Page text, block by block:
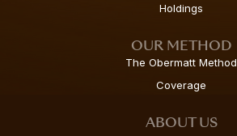
Holdings
OUR METHOD
The Obermatt Method
Coverage
ABOUT US